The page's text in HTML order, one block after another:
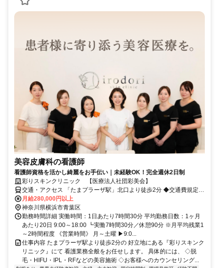
美容皮膚科の看護師
看護師資格を活かし綺麗をお手伝い｜未経験OK！完全週休2日制
彩りスキンクリニック 【医療法人社団彩美会】
交通・アクセス 「たまプラーザ駅」北口より徒歩2分 ◆交通費規定支
給
月給280,000円以上
神奈川県横浜市青葉区
勤務時間詳細 実働時間：1日あたり7時間30分 平均勤務日数：1ヶ月
あたり20日 9:00～18:00 ┗実働7時間30分／休憩90分 ※月平均残業1
～2時間程度 《営業時間》 月～土曜 ▶9:0...
仕事内容 たまプラーザ駅より徒歩2分の 好立地にある『彩りスキンク
リニック』にて 看護業務全般をお任せします。 具体的には、 ◇脱
毛・HIFU・IPL・RFなどの美容施術 ◇お客様へのカウンセリング...